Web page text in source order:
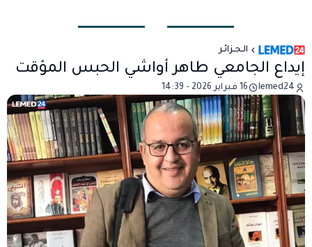
الـجـزائـر
إيداع الجامعي طاهر أواشي الحبس المؤقت
lemed24 16 فبراير 2026 - 14:39